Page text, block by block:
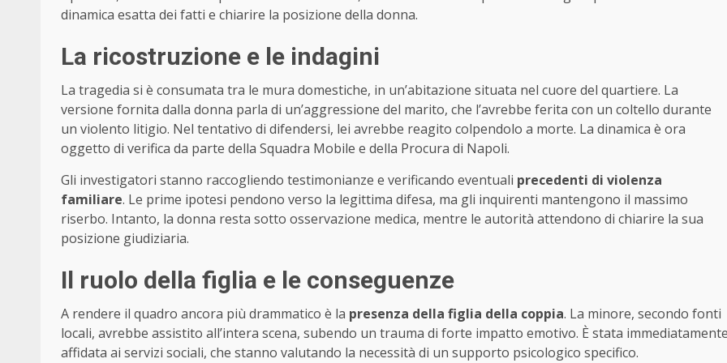
dinamica esatta dei fatti e chiarire la posizione della donna.
La ricostruzione e le indagini
La tragedia si è consumata tra le mura domestiche, in un’abitazione situata nel cuore del quartiere. La
versione fornita dalla donna parla di un’aggressione del marito, che l’avrebbe ferita con un coltello durante
un violento litigio. Nel tentativo di difendersi, lei avrebbe reagito colpendolo a morte. La dinamica è ora
oggetto di verifica da parte della Squadra Mobile e della Procura di Napoli.
Gli investigatori stanno raccogliendo testimonianze e verificando eventuali precedenti di violenza
familiare. Le prime ipotesi pendono verso la legittima difesa, ma gli inquirenti mantengono il massimo
riserbo. Intanto, la donna resta sotto osservazione medica, mentre le autorità attendono di chiarire la sua
posizione giudiziaria.
Il ruolo della figlia e le conseguenze
A rendere il quadro ancora più drammatico è la presenza della figlia della coppia. La minore, secondo fonti
locali, avrebbe assistito all’intera scena, subendo un trauma di forte impatto emotivo. È stata
affidata ai servizi sociali, che stanno valutando la necessità di un supporto psicologico specifico.